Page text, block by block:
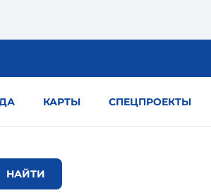
КАРТЫ СПЕЦПРОЕКТЫ